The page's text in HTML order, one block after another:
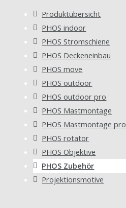
Produktübersicht
PHOS indoor
PHOS Stromschiene
PHOS Deckeneinbau
PHOS move
PHOS outdoor
PHOS outdoor pro
PHOS Mastmontage
PHOS Mastmontage pro
PHOS rotator
PHOS Objektive
PHOS Zubehör
Projektionsmotive